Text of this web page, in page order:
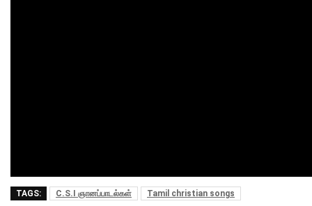
TAGS: C.S.I ஞானப்பாடல்கள் Tamil christian songs